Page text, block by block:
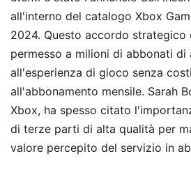
all'interno del catalogo Xbox
2024. Questo accordo strategico
permesso a milioni di abbonati di
all'esperienza di gioco senza
all'abbonamento mensile. Sarah
Xbox, ha spesso citato
di terze parti di alta qualità per
valore percepito del servizio in